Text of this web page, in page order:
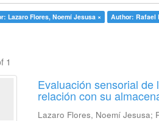
Lazaro Flores, Noemí Jesusa × Author: Rafael
1
Evaluación sensorial
relación con su
Lazaro Flores, Noemí Jesusa;